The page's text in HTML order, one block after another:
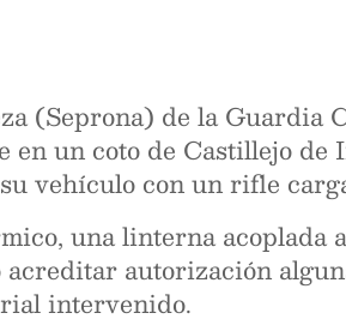
(Seprona) de la Guardia
un coto de Castillejo
vehículo con un rifle
una linterna acoplada
autorización
intervenido.